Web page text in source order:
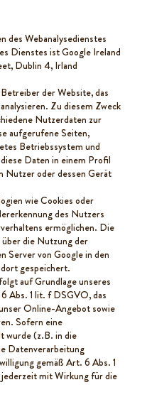
des Webanalysedienstes
Dienstes ist Google Ireland
Dublin 4, Irland
der Website, das
Zu diesem Zweck
Nutzerdaten zur
aufgerufene Seiten,
Betriebssystem und
Daten in einem Profil
Nutzer oder dessen Gerät
wie Cookies oder
des Nutzers
ermöglichen. Die
die Nutzung der
Server von Google in den
gespeichert.
auf Grundlage unseres
Abs. 1 lit. f DSGVO, das
Online-Angebot sowie
Sofern eine
wurde (z.B. in die
Datenverarbeitung
gemäß Art. 6 Abs. 1
mit Wirkung für die